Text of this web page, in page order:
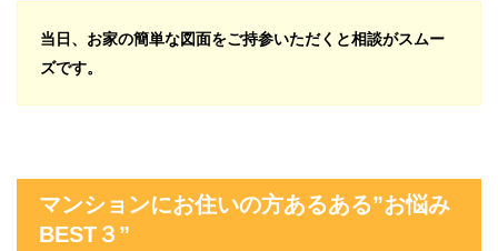
当日、お家の簡単な図面をご持参いただくと相談がスムー
ズです。
マンションにお住いの方あるある”お悩み
BEST３”